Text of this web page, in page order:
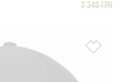
2 340 грн